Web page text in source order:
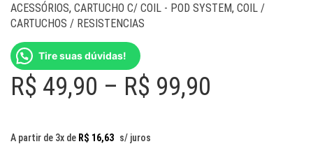
ACESSÓRIOS, CARTUCHO C/ COIL - POD SYSTEM, COIL /
CARTUCHOS / RESISTENCIAS
Tire suas dúvidas!
R$ 49,90 – R$ 99,90
A partir de 3x de R$ 16,63 s/ juros